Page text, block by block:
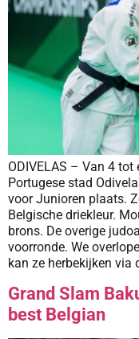
ODIVELAS – Van 4
Portugese stad
voor Junioren plaats.
Belgische driekleur.
brons. De overige
voorronde. We
kan ze herbekijken via
Grand Slam
best Belgian